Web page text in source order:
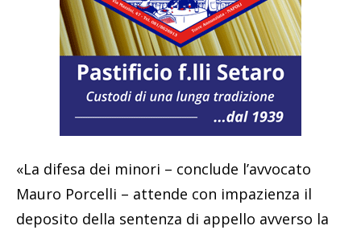
«La difesa dei minori – conclude l’avvocato
Mauro Porcelli – attende con impazienza il
deposito della sentenza di appello avverso la